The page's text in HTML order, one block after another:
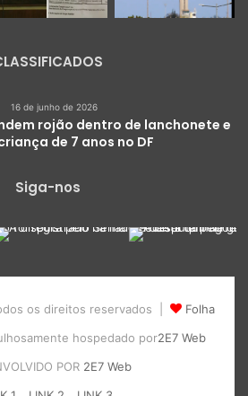
16 de junho de 2026
rojão dentro de lanchonete e
de 7 anos no DF
Siga-nos
os direitos reservados |
Folha
hospedado por2E7 Web
POR 2E7 Web